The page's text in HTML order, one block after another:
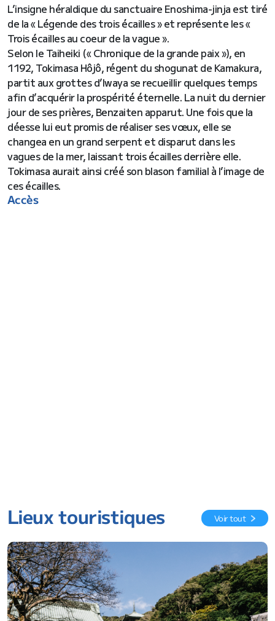
L’insigne héraldique du sanctuaire Enoshima-jinja est tiré
de la « Légende des trois écailles » et représente les «
Trois écailles au coeur de la vague ».
Selon le Taiheiki (« Chronique de la grande paix »), en
1192, Tokimasa Hôjô, régent du shogunat de Kamakura,
partit aux grottes d’Iwaya se recueillir quelques temps
afin d’acquérir la prospérité éternelle. La nuit du dernier
jour de ses prières, Benzaiten apparut. Une fois que la
déesse lui eut promis de réaliser ses vœux, elle se
changea en un grand serpent et disparut dans les
vagues de la mer, laissant trois écailles derrière elle.
Tokimasa aurait ainsi créé son blason familial à l’image de
ces écailles.
Accès
Lieux touristiques Voir tout